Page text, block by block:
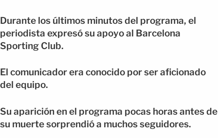
Durante los últimos minutos del programa, el
periodista expresó su apoyo al Barcelona
Sporting Club.
El comunicador era conocido por ser aficionado
del equipo.
Su aparición en el programa pocas horas antes de
su muerte sorprendió a muchos seguidores.